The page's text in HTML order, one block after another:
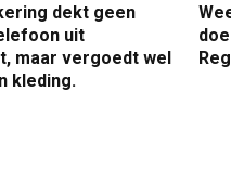
dekt geen
uit
maar vergoedt wel
kleding.